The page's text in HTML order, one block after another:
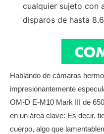
cualquier sujeto con
disparos de hasta
Hablando de cámaras
impresionantemente
OM-D E-M10 Mark III de
en un área clave: Es decir,
cuerpo, algo que